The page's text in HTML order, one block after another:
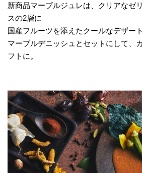
新商品マーブルジュレは、クリアなゼ
スの2層に
国産フルーツを添えたクールなデザート
マーブルデニッシュとセットにして、
フトに。